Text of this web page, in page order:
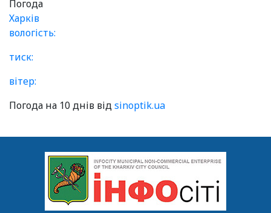
Погода
Харків
вологість:
тиск:
вітер:
Погода на 10 днів відsinoptik.ua